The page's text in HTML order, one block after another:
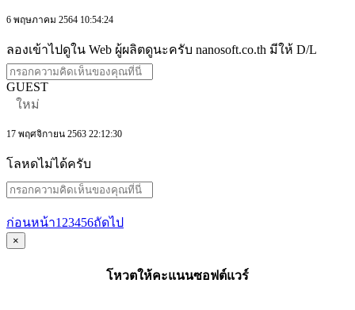
6 พฤษภาคม 2564 10:54:24
ลองเข้าไปดูใน Web ผู้ผลิตดูนะครับ nanosoft.co.th มีให้ D/L
GUEST
ใหม่
17 พฤศจิกายน 2563 22:12:30
โลหดไม่ได้ครับ
ก่อนหน้า1 23456ถัดไป
×
โหวตให้คะแนนซอฟต์แวร์